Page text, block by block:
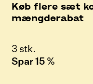
Køb flere sæt
mængderabat
3 stk.
Spar 15 %